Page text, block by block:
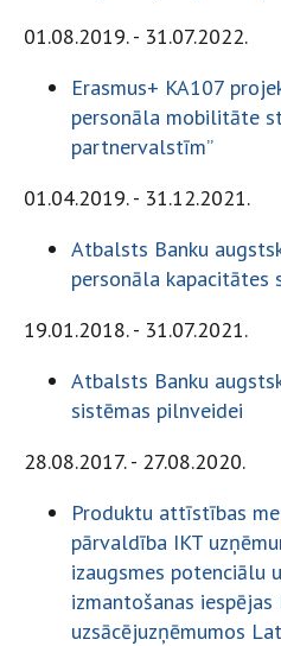
01.08.2019. - 31.07.2022.
Erasmus+ KA107
personāla mobilitāte
partnervalstīm”
01.04.2019. - 31.12.2021.
Atbalsts Banku
personāla kapacitātes
19.01.2018. - 31.07.2021.
Atbalsts Banku
sistēmas pilnveidei
28.08.2017. - 27.08.2020.
Produktu attīstības
pārvaldība IKT
izaugsmes potenciālu
izmantošanas
uzsācējuzņēmumos